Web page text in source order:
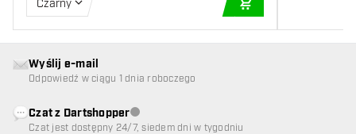
Czarny
Wyślij e-mail
Odpowiedź w ciągu 1 dnia roboczego
Czat z DartshopperObsługa klienta niedostępna
Czat jest dostępny 24/7, siedem dni w tygodniu